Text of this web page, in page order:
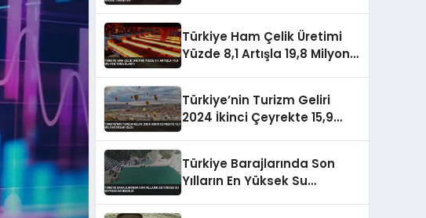
Türkiye Ham Çelik Üretimi
Yüzde 8,1 Artışla 19,8 Milyon
Türkiye’nin Turizm Geliri
2024 İkinci Çeyrekte 15,9
Türkiye Barajlarında Son
Yılların En Yüksek Su